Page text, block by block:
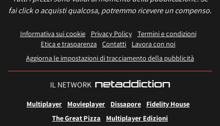
fai click o acquisti qualcosa, potremmo ricevere un compenso.
Informativa sui cookie Privacy Policy
Termini e condizioni
Etica e trasparenza Contatti
Lavora con noi
Aggiorna le impostazioni di tracciamento della pubblicità
IL NETWORK
Multiplayer Movieplayer Dissapore
Fidelity House
The Great Pizza
Multiplayer Edizioni